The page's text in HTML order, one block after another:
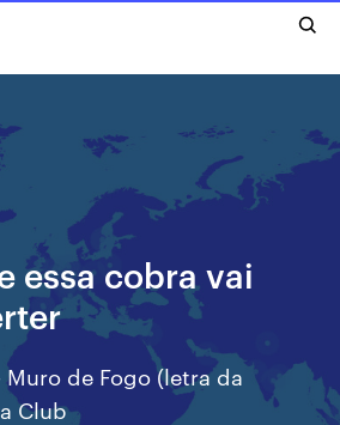
essa cobra vai
Muro de Fogo (letra da
Club